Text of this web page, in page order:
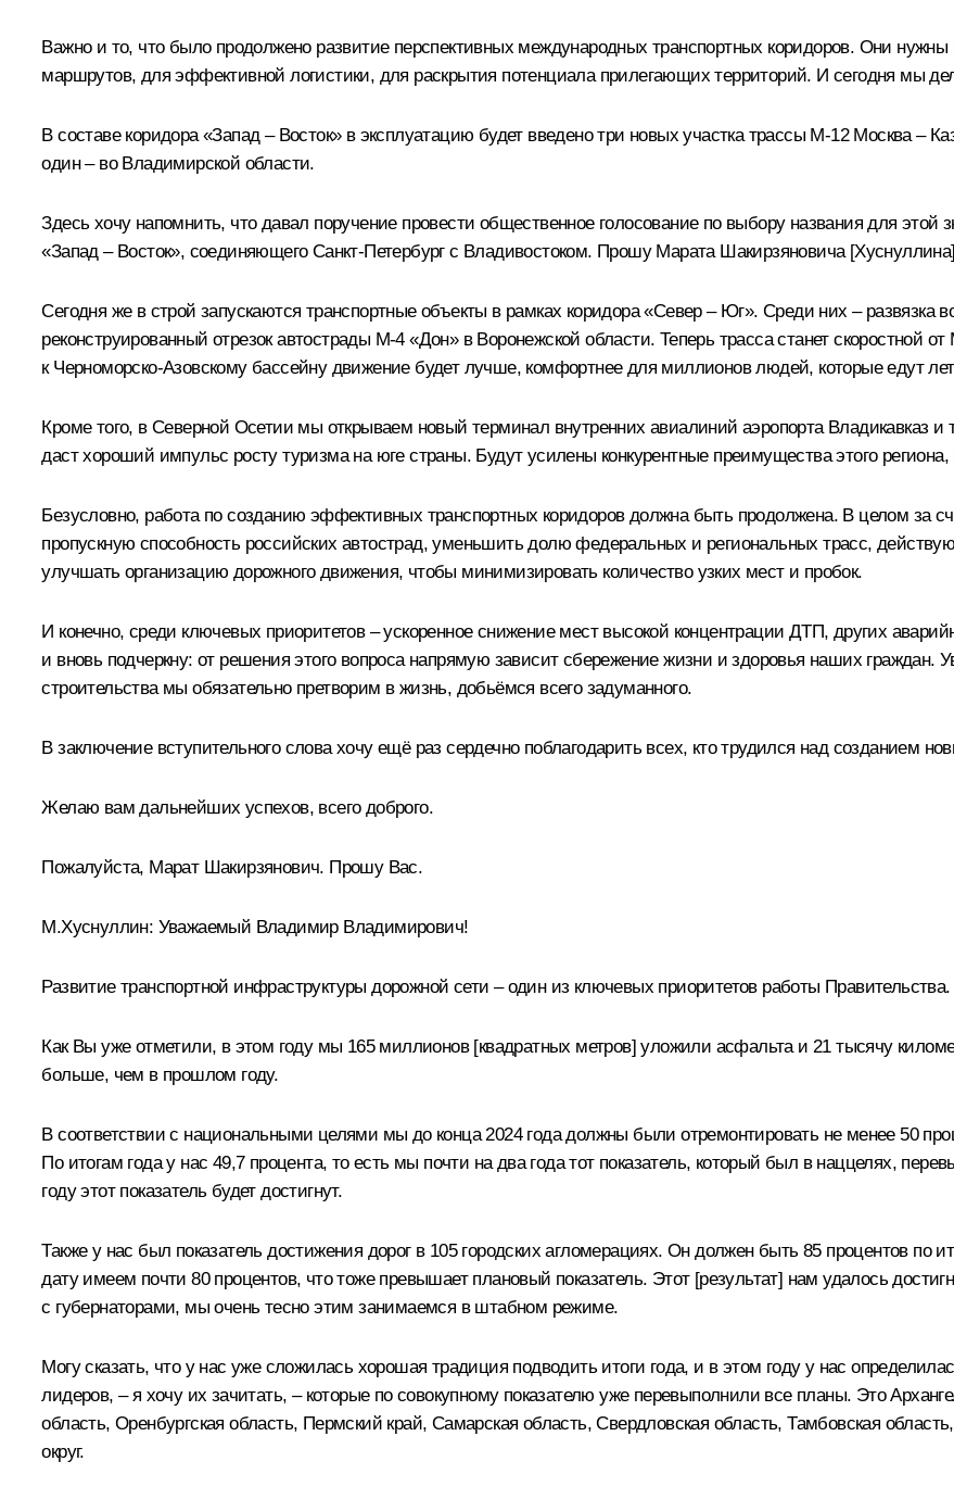
Важно и то, что было продолжено развитие перспективных международных транспортных коридоров. Они
маршрутов, для эффективной логистики, для раскрытия потенциала прилегающих территорий. И сегодня мы
В составе коридора «Запад – Восток» в эксплуатацию будет введено три новых участка трассы М-12 Москва –
один – во Владимирской области.
Здесь хочу напомнить, что давал поручение провести общественное голосование по выбору названия для этой
«Запад – Восток», соединяющего Санкт-Петербург с Владивостоком. Прошу Марата Шакирзяновича [Хуснуллина]
Сегодня же в строй запускаются транспортные объекты в рамках коридора «Север – Юг». Среди них – развязка
реконструированный отрезок автострады М-4 «Дон» в Воронежской области. Теперь трасса станет скоростной
к Черноморско-Азовскому бассейну движение будет лучше, комфортнее для миллионов людей, которые едут
Кроме того, в Северной Осетии мы открываем новый терминал внутренних авиалиний аэропорта Владикавказ
даст хороший импульс росту туризма на юге страны. Будут усилены конкурентные преимущества этого региона,
Безусловно, работа по созданию эффективных транспортных коридоров должна быть продолжена. В целом за
пропускную способность российских автострад, уменьшить долю федеральных и региональных трасс,
улучшать организацию дорожного движения, чтобы минимизировать количество узких мест и пробок.
И конечно, среди ключевых приоритетов – ускоренное снижение мест высокой концентрации ДТП, других
и вновь подчеркну: от решения этого вопроса напрямую зависит сбережение жизни и здоровья наших
строительства мы обязательно претворим в жизнь, добьёмся всего задуманного.
В заключение вступительного слова хочу ещё раз сердечно поблагодарить всех, кто трудился над созданием
Желаю вам дальнейших успехов, всего доброго.
Пожалуйста, Марат Шакирзянович. Прошу Вас.
М.Хуснуллин: Уважаемый Владимир Владимирович!
Развитие транспортной инфраструктуры дорожной сети – один из ключевых приоритетов работы Правительства.
Как Вы уже отметили, в этом году мы 165 миллионов [квадратных метров] уложили асфальта и 21 тысячу
больше, чем в прошлом году.
В соответствии с национальными целями мы до конца 2024 года должны были отремонтировать не менее 50
По итогам года у нас 49,7 процента, то есть мы почти на два года тот показатель, который был в наццелях,
году этот показатель будет достигнут.
Также у нас был показатель достижения дорог в 105 городских агломерациях. Он должен быть 85 процентов по
дату имеем почти 80 процентов, что тоже превышает плановый показатель. Этот [результат] нам удалось
с губернаторами, мы очень тесно этим занимаемся в штабном режиме.
Могу сказать, что у нас уже сложилась хорошая традиция подводить итоги года, и в этом году у нас
лидеров, – я хочу их зачитать, – которые по совокупному показателю уже перевыполнили все планы. Это
область, Оренбургская область, Пермский край, Самарская область, Свердловская область, Тамбовская
округ.